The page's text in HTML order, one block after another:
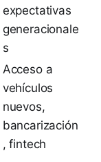
expectativas
generacionale
s
Acceso a
vehículos
nuevos,
bancarización
, fintech